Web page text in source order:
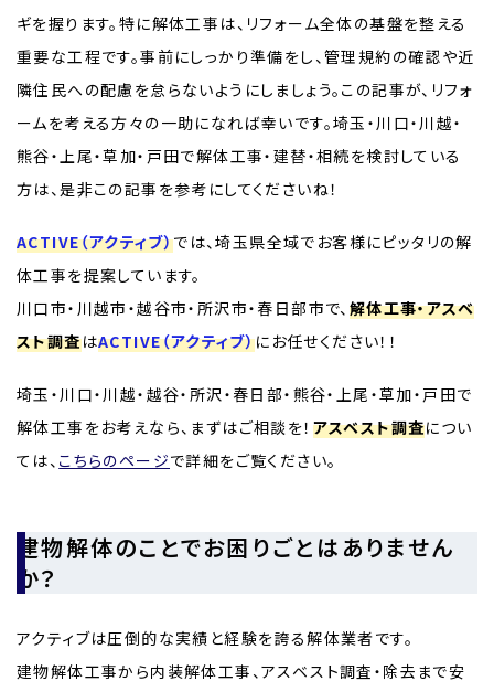
ギを握ります。特に解体工事は、リフォーム全体の基盤を整える
重要な工程です。事前にしっかり準備をし、管理規約の確認や近
隣住民への配慮を怠らないようにしましょう。この記事が、リフォ
ームを考える方々の一助になれば幸いです。埼玉・川口・川越・
熊谷・上尾・草加・戸田で解体工事・建替・相続を検討している
方は、是非この記事を参考にしてくださいね！
ACTIVE（アクティブ）では、埼玉県全域でお客様にピッタリの解
体工事を提案しています。
川口市・川越市・越谷市・所沢市・春日部市で、 解体工事・アスベ
スト調査はACTIVE（アクティブ）にお任せください！！
埼玉・川口・川越・越谷・所沢・春日部・熊谷・上尾・草加・戸田で
解体工事をお考えなら、まずはご相談を！ アスベスト調査につい
ては、 こちらのページで詳細をご覧ください。
建物解体のことでお困りごとはありません
か？
アクティブは圧倒的な実績と経験を誇る解体業者です。
建物解体工事から内装解体工事、アスベスト調査・除去まで安